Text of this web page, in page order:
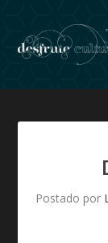
Postado por